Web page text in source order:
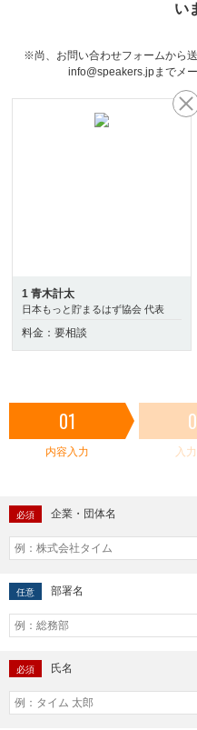
い
※尚、お問い合わせフォームから
info@speakers.jpまでメ
1 青木計太
日本もっと貯まるはず協会 代表
料金：要相談
01
内容入力 入
必須 企業・団体名
任意 部署名
必須 氏名